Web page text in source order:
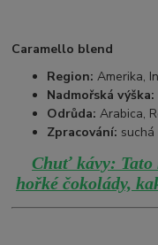
Caramello blend
Region: Amerika,
Nadmořská výška:
Odrůda: Arabica,
Zpracování:
Chuť kávy: Tato
hořké čokolády,